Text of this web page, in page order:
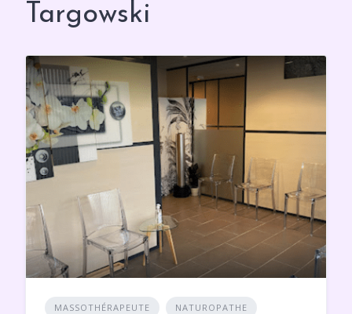
Targowski
MASSOTHÉRAPEUTE NATUROPATHE